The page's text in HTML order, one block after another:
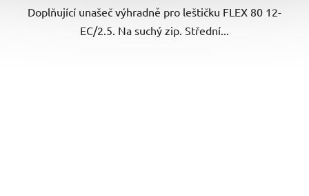
Doplňující unašeč výhradně pro leštičku FLEX 80 12-
EC/2.5. Na suchý zip. Střední...